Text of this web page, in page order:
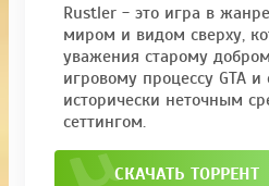
Rustler - это игра в
миром и видом сверху,
уважения старому
игровому процессу GTA и
исторически неточным
сеттингом.
СКАЧАТЬ ТОРРЕНТ